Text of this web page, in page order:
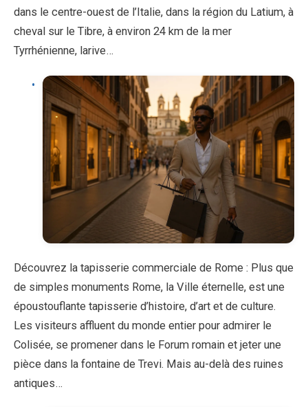
dans le centre-ouest de l’Italie, dans la région du Latium, à
cheval sur le Tibre, à environ 24 km de la mer
Tyrrhénienne, larive…
Découvrez la tapisserie commerciale de Rome : Plus que
de simples monuments Rome, la Ville éternelle, est une
époustouflante tapisserie d’histoire, d’art et de culture.
Les visiteurs affluent du monde entier pour admirer le
Colisée, se promener dans le Forum romain et jeter une
pièce dans la fontaine de Trevi. Mais au-delà des ruines
antiques…